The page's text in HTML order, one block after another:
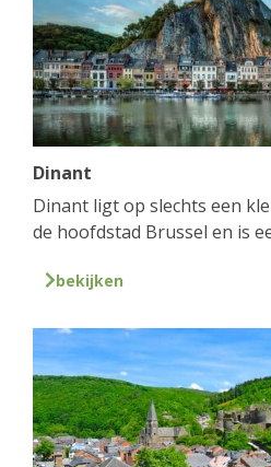
Dinant
Dinant ligt op slechts een
de hoofdstad Brussel en is
bekijken